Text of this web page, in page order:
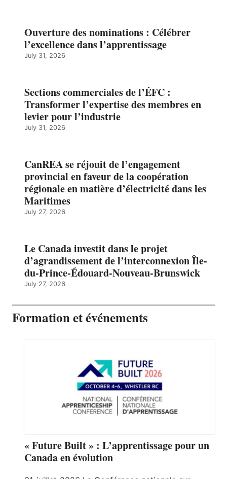
Ouverture des nominations : Célébrer
l’excellence dans l’apprentissage
July 31, 2026
Sections commerciales de l’ÉFC :
Transformer l’expertise des membres en
levier pour l’industrie
July 31, 2026
CanREA se réjouit de l’engagement
provincial en faveur de la coopération
régionale en matière d’électricité dans les
Maritimes
July 27, 2026
Le Canada investit dans le projet
d’agrandissement de l’interconnexion Île-
du-Prince-Édouard-Nouveau-Brunswick
July 27, 2026
Formation et événements
« Future Built » : L’apprentissage pour un
Canada en évolution